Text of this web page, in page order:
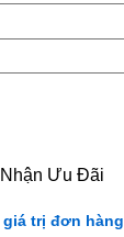
Ưu Đãi
giá trị đơn hàng